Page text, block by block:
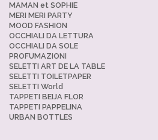
MAMAN et SOPHIE
MERI MERI PARTY
MOOD FASHION
OCCHIALI DA LETTURA
OCCHIALI DA SOLE
PROFUMAZIONI
SELETTI ART DE LA TABLE
SELETTI TOILETPAPER
SELETTI World
TAPPETI BEIJA FLOR
TAPPETI PAPPELINA
URBAN BOTTLES